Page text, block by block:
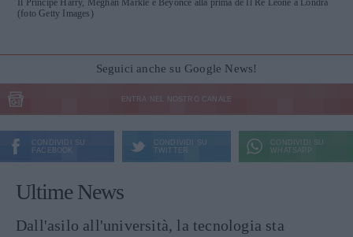
Il Principe Harry, Meghan Markle e Beyoncé alla prima de Il Re Leone a Londra
(foto Getty Images)
Seguici anche su Google News!
ENTRA NEL NOSTRO CANALE
CONDIVIDI SU
FACEBOOK
CONDIVIDI SU
TWITTER
CONDIVIDI SU
WHATSAPP
Ultime News
Dall'asilo all'università, la tecnologia sta